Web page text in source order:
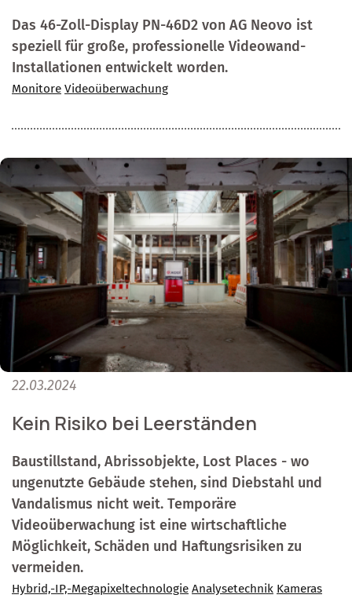
Das 46-Zoll-Display PN-46D2 von AG Neovo ist
speziell für große, professionelle Videowand-
Installationen entwickelt worden.
Monitore Videoüberwachung
22.03.2024
Kein Risiko bei Leerständen
Baustillstand, Abrissobjekte, Lost Places - wo
ungenutzte Gebäude stehen, sind Diebstahl und
Vandalismus nicht weit. Temporäre
Videoüberwachung ist eine wirtschaftliche
Möglichkeit, Schäden und Haftungsrisiken zu
vermeiden.
Hybrid,-IP,-Megapixeltechnologie Analysetechnik Kameras